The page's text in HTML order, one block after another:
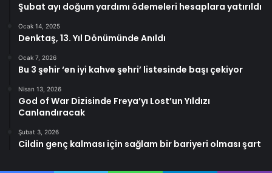
Şubat ayı doğum yardımı ödemeleri hesaplara yatırıldı
Ocak 14, 2025
Denktaş, 13. Yıl Dönümünde Anıldı
Ocak 7, 2026
Bu 3 şehir ‘en iyi kahve şehri’ listesinde başı çekiyor
Nisan 13, 2026
God of War Dizisinde Freya’yı Lost’un Yıldızı
Canlandıracak
Şubat 3, 2026
Cildin genç kalması için sağlam bir bariyeri olması şart